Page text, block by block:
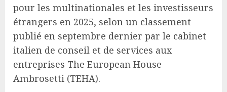
pour les multinationales et les investisseurs
étrangers en 2025, selon un classement
publié en septembre dernier par le cabinet
italien de conseil et de services aux
entreprises The European House
Ambrosetti (TEHA).